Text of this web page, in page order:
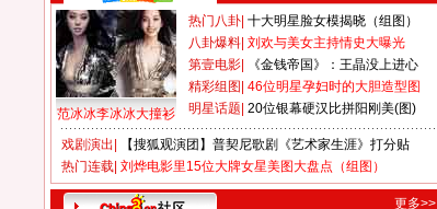
范冰冰李冰冰大撞衫
热门八卦 十大明星脸女模揭晓（组图）
八卦爆料 刘欢与美女主持情史大曝光
第壹电影
《金钱帝国》：王晶没上进心
精彩组图 46位明星孕妇时的大胆造型图
明星话题 20位银幕硬汉比拼阳刚美(图)
戏剧演出
【搜狐观演团】普契尼歌剧《艺术家生涯》打分贴
热门连载 刘烨电影里15位大牌女星美图大盘点（组图）
更多>>